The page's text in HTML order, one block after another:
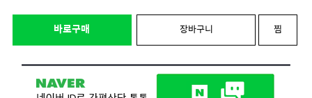
바로구매 장바구니 찜